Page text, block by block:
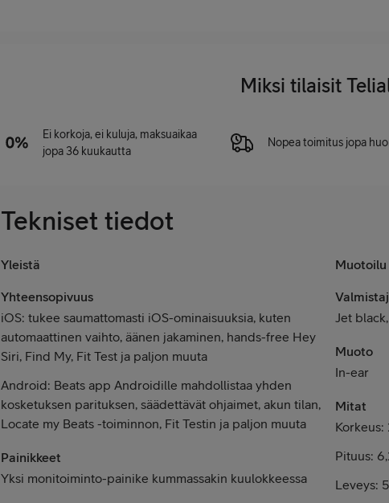
Miksi tilaisit
Ei korkoja, ei kuluja, maksuaikaa
jopa 36 kuukautta
Nopea toimitus jopa
Tekniset tiedot
Yleistä
Yhteensopivuus
iOS: tukee saumattomasti iOS-ominaisuuksia, kuten
automaattinen vaihto, äänen jakaminen, hands-free Hey
Siri, Find My, Fit Test ja paljon muuta
Android: Beats app Androidille mahdollistaa yhden
kosketuksen parituksen, säädettävät ohjaimet, akun tilan,
Locate my Beats -toiminnon, Fit Testin ja paljon muuta
Painikkeet
Yksi monitoiminto-painike kummassakin kuulokkeessa
Muotoilu
Jet
Muoto
In-ear
Mitat
Korkeus:
Pituus:
Leveys: